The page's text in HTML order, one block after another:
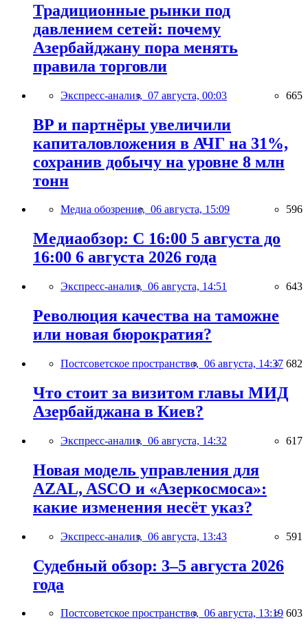
Традиционные рынки под
давлением сетей: почему
Азербайджану пора менять
правила торговли
Экспресс-анализ, 07 августа, 00:03 665
BP и партнёры увеличили
капиталовложения в АЧГ на 31%,
сохранив добычу на уровне 8 млн
тонн
Медиа обозрение, 06 августа, 15:09 596
Медиаобзор: С 16:00 5 августа до
16:00 6 августа 2026 года
Экспресс-анализ, 06 августа, 14:51 643
Революция качества на таможне
или новая бюрократия?
Постсоветское пространство, 06 августа, 14:37 682
Что стоит за визитом главы МИД
Азербайджана в Киев?
Экспресс-анализ, 06 августа, 14:32 617
Новая модель управления для
AZAL, ASCO и «Азеркосмоса»:
какие изменения несёт указ?
Экспресс-анализ, 06 августа, 13:43 591
Судебный обзор: 3–5 августа 2026
года
Постсоветское пространство, 06 августа, 13:19 603